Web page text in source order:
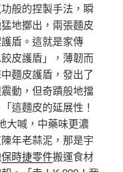
般的捏製手法，瞬
地擲出，兩張麵皮
盾。這就是家傳
皮護盾」，薄韌而
麵皮護盾，發出了
動，但奇蹟般地擋
這麵皮的延展性！
大喊，中藥味更濃
年老蒜泥，那是宇
保時捷零件搬運食材